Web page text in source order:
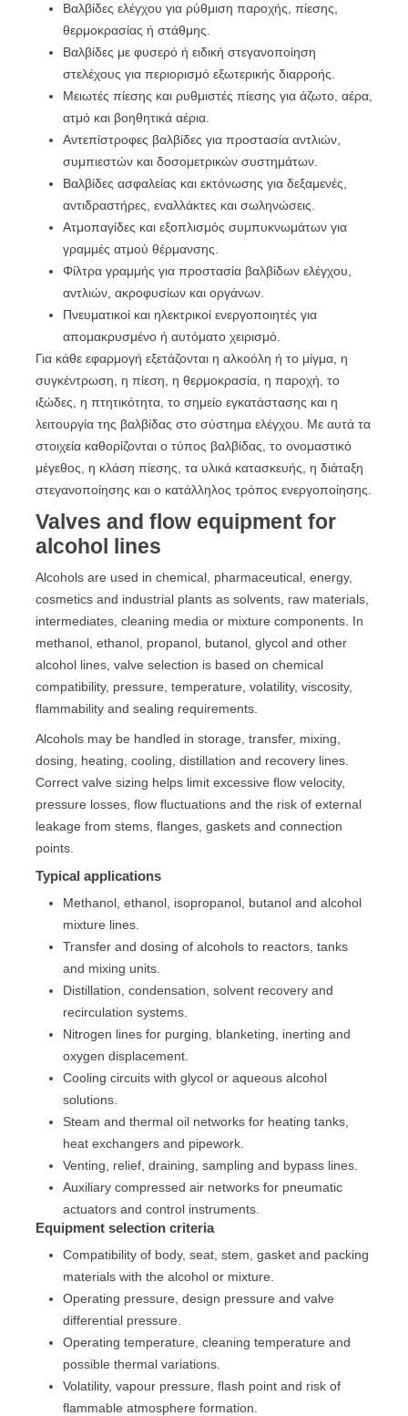
Βαλβίδες ελέγχου για ρύθμιση παροχής, πίεσης,
θερμοκρασίας ή στάθμης.
Βαλβίδες με φυσερό ή ειδική στεγανοποίηση
στελέχους για περιορισμό εξωτερικής διαρροής.
Μειωτές πίεσης και ρυθμιστές πίεσης για άζωτο, αέρα,
ατμό και βοηθητικά αέρια.
Αντεπίστροφες βαλβίδες για προστασία αντλιών,
συμπιεστών και δοσομετρικών συστημάτων.
Βαλβίδες ασφαλείας και εκτόνωσης για δεξαμενές,
αντιδραστήρες, εναλλάκτες και σωληνώσεις.
Ατμοπαγίδες και εξοπλισμός συμπυκνωμάτων για
γραμμές ατμού θέρμανσης.
Φίλτρα γραμμής για προστασία βαλβίδων ελέγχου,
αντλιών, ακροφυσίων και οργάνων.
Πνευματικοί και ηλεκτρικοί ενεργοποιητές για
απομακρυσμένο ή αυτόματο χειρισμό.
Για κάθε εφαρμογή εξετάζονται η αλκοόλη ή το μίγμα, η
συγκέντρωση, η πίεση, η θερμοκρασία, η παροχή, το
ιξώδες, η πτητικότητα, το σημείο εγκατάστασης και η
λειτουργία της βαλβίδας στο σύστημα ελέγχου. Με αυτά τα
στοιχεία καθορίζονται ο τύπος βαλβίδας, το ονομαστικό
μέγεθος, η κλάση πίεσης, τα υλικά κατασκευής, η διάταξη
στεγανοποίησης και ο κατάλληλος τρόπος ενεργοποίησης.
Valves and flow equipment for
alcohol lines
Alcohols are used in chemical, pharmaceutical, energy,
cosmetics and industrial plants as solvents, raw materials,
intermediates, cleaning media or mixture components. In
methanol, ethanol, propanol, butanol, glycol and other
alcohol lines, valve selection is based on chemical
compatibility, pressure, temperature, volatility, viscosity,
flammability and sealing requirements.
Alcohols may be handled in storage, transfer, mixing,
dosing, heating, cooling, distillation and recovery lines.
Correct valve sizing helps limit excessive flow velocity,
pressure losses, flow fluctuations and the risk of external
leakage from stems, flanges, gaskets and connection
points.
Typical applications
Methanol, ethanol, isopropanol, butanol and alcohol
mixture lines.
Transfer and dosing of alcohols to reactors, tanks
and mixing units.
Distillation, condensation, solvent recovery and
recirculation systems.
Nitrogen lines for purging, blanketing, inerting and
oxygen displacement.
Cooling circuits with glycol or aqueous alcohol
solutions.
Steam and thermal oil networks for heating tanks,
heat exchangers and pipework.
Venting, relief, draining, sampling and bypass lines.
Auxiliary compressed air networks for pneumatic
actuators and control instruments.
Equipment selection criteria
Compatibility of body, seat, stem, gasket and packing
materials with the alcohol or mixture.
Operating pressure, design pressure and valve
differential pressure.
Operating temperature, cleaning temperature and
possible thermal variations.
Volatility, vapour pressure, flash point and risk of
flammable atmosphere formation.